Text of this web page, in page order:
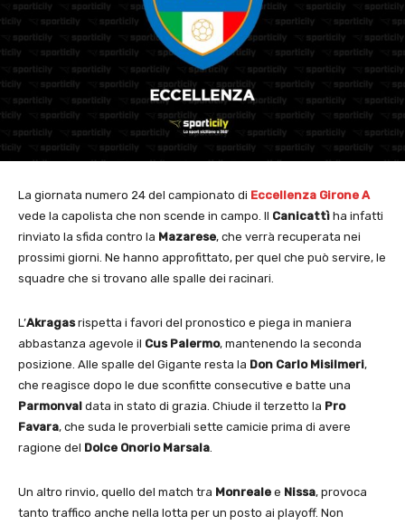
La giornata numero 24 del campionato di Eccellenza Girone A
vede la capolista che non scende in campo. Il Canicattì ha infatti
rinviato la sfida contro la Mazarese, che verrà recuperata nei
prossimi giorni. Ne hanno approfittato, per quel che può servire, le
squadre che si trovano alle spalle dei racinari.
L’Akragasrispetta i favori del pronostico e piega in maniera
abbastanza agevole il Cus Palermo, mantenendo la seconda
posizione. Alle spalle del Gigante resta la Don Carlo Misilmeri,
che reagisce dopo le due sconfitte consecutive e batte una
Parmonval data in stato di grazia. Chiude il terzetto la Pro
Favara, che suda le proverbiali sette camicie prima di avere
ragione del Dolce Onorio Marsala
Un altro rinvio, quello del match tra Monreale e Nissa, provoca
tanto traffico anche nella lotta per un posto ai playoff. Non